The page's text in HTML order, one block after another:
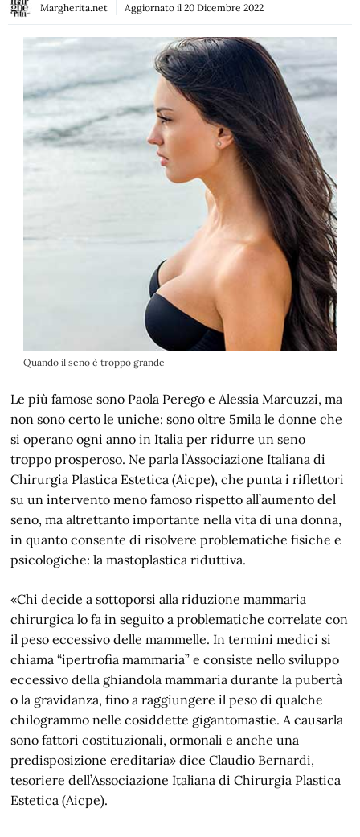
Margherita.net Aggiornato il 20 Dicembre 2022
Quando il seno è troppo grande
Le più famose sono Paola Perego e Alessia Marcuzzi, ma
non sono certo le uniche: sono oltre 5mila le donne che
si operano ogni anno in Italia per ridurre un seno
troppo prosperoso. Ne parla l’Associazione Italiana di
Chirurgia Plastica Estetica (Aicpe), che punta i riflettori
su un intervento meno famoso rispetto all’aumento del
seno, ma altrettanto importante nella vita di una donna,
in quanto consente di risolvere problematiche fisiche e
psicologiche: la mastoplastica riduttiva.
«Chi decide a sottoporsi alla riduzione mammaria
chirurgica lo fa in seguito a problematiche correlate con
il peso eccessivo delle mammelle. In termini medici si
chiama “ipertrofia mammaria” e consiste nello sviluppo
eccessivo della ghiandola mammaria durante la pubertà
o la gravidanza, fino a raggiungere il peso di qualche
chilogrammo nelle cosiddette gigantomastie. A causarla
sono fattori costituzionali, ormonali e anche una
predisposizione ereditaria» dice Claudio Bernardi,
tesoriere dell’Associazione Italiana di Chirurgia Plastica
Estetica (Aicpe).